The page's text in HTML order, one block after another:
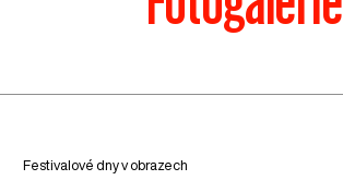
Festivalové dny v obrazech